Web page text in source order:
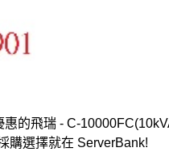
的飛瑞 - C-
購選擇就在 ServerBank!